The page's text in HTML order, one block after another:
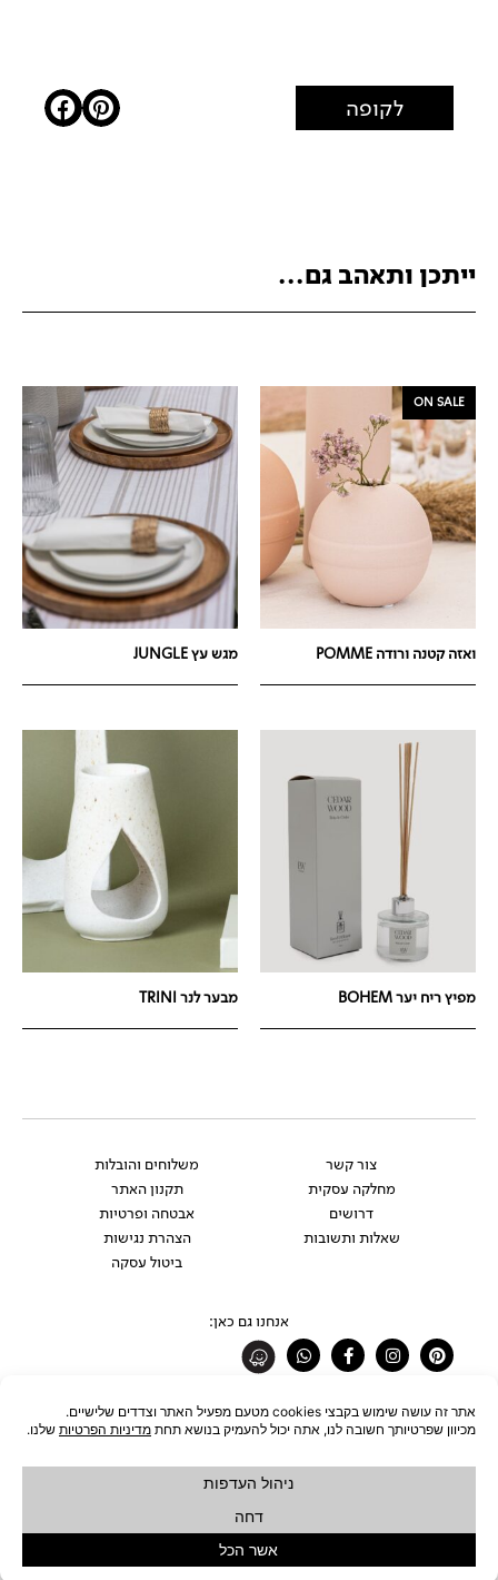
לקופה
ייתכן ותאהב גם...
ON SALE
ואזה קטנה ורודה POMME מגש עץ JUNGLE
מפיץ ריח יער BOHEM מבער לנר TRINI
צור קשר
מחלקה עסקית
דרושים
שאלות ותשובות
משלוחים והובלות
תקנון האתר
אבטחה ופרטיות
הצהרת נגישות
ביטול עסקה
אנחנו גם כאן:
Pinterest
Instagram
Facebook-
f
Whatsapp
רוצים להתעדכן לפני כולם?
כל הזכויות שמורות לחברת ŪBJECT בע"מ © 2026